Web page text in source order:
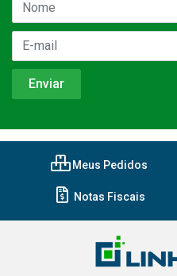
Meus Pedidos
Notas Fiscais